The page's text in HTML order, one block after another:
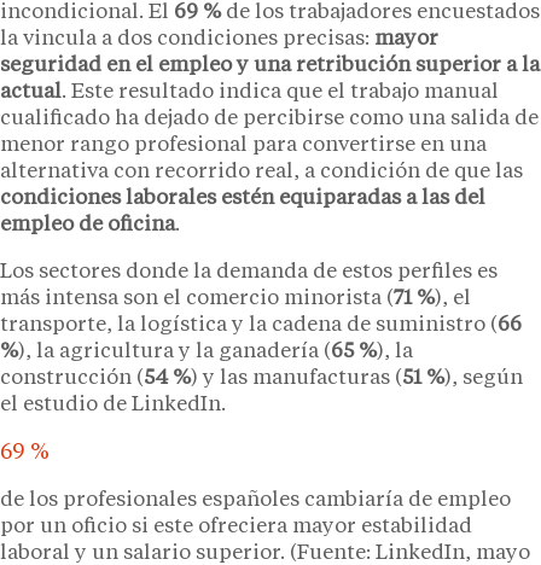
incondicional. El 69 %de los trabajadores encuestados
la vincula a dos condiciones precisas: mayor
seguridad en el empleo y una retribución superior a la
actual. Este resultado indica que el trabajo manual
cualificado ha dejado de percibirse como una salida de
menor rango profesional para convertirse en una
alternativa con recorrido real, a condición de que las
condiciones laborales estén equiparadas a las del
empleo de oficina.
Los sectores donde la demanda de estos perfiles es
más intensa son el comercio minorista (71 %), el
transporte, la logística y la cadena de suministro (66
%), la agricultura y la ganadería (65 %), la
construcción (54 %) y las manufacturas (51 %), según
el estudio de LinkedIn.
69 %
de los profesionales españoles cambiaría de empleo
por un oficio si este ofreciera mayor estabilidad
laboral y un salario superior. (Fuente: LinkedIn, mayo